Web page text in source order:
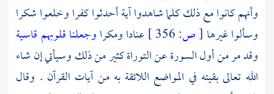
وأنهم كانوا مع ذلك كلما شاهدوا آية أحدثوا كفرا وخلعوا شكرا
وسألوا غيرها [ص: عنادا ومكراوجعلنا قلوبهم قاسية
وقد مر من أول السورة عن التوراة كثير من ذلك وسيأتي إن شاء
الله تعالى بقيته في المواضع اللائقة به من آيات القرآن . وقال